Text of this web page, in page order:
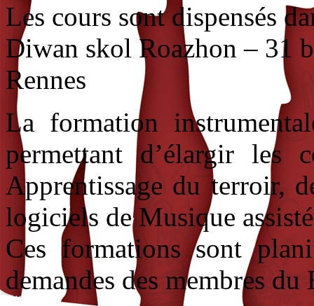
Les cours sont dispensés
Diwan skol Roazhon – 31
Rennes
La formation
permettant d’élargir les
Apprentissage du terroir,
logiciels de Musique
Ces formations sont
demandes des membres du